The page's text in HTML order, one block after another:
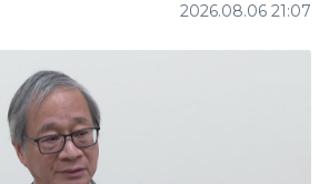
2026.08.06 21:07